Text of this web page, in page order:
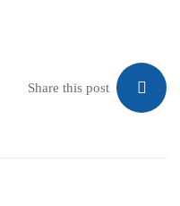
Share this post